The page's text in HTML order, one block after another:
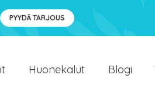
PYYDÄ TARJOUS
Huonekalut Blogi